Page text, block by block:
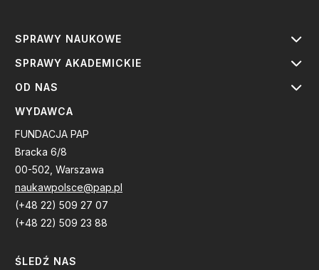
SPRAWY NAUKOWE
SPRAWY AKADEMICKIE
OD NAS
WYDAWCA
FUNDACJA PAP
Bracka 6/8
00-502, Warszawa
naukawpolsce@pap.pl
(+48 22) 509 27 07
(+48 22) 509 23 88
ŚLEDŹ NAS